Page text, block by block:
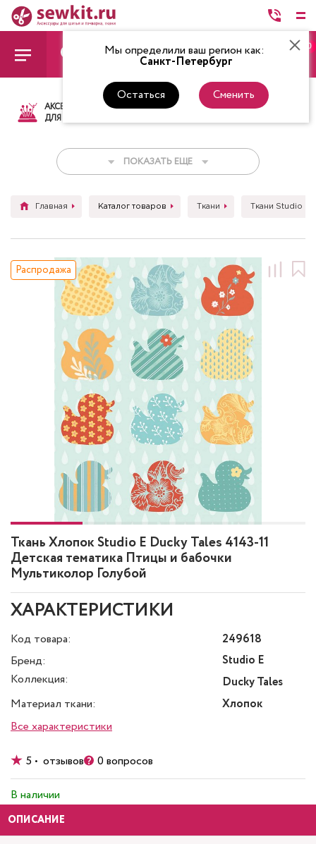
Мы определили ваш регион как:
Санкт-Петербург
Остаться Сменить
0
АКСЕССУАРЫ
ДЛЯ ШИТЬЯ
ТКАНИ НИТКИ
ПОКАЗАТЬ ЕЩЕ
Главная Каталог товаров Ткани Ткани Studio E
Ткань Хлопок Studio E Ducky Tales 4143-11
Детская тематика Птицы и бабочки
Мультиколор Голубой
Распродажа
ХАРАКТЕРИСТИКИ
Код товара:
249618
Бренд:
Studio E
Коллекция:
Ducky Tales
Материал ткани:
Хлопок
Все характеристики
5 • отзывов 0 вопросов
В наличии
ОПИСАНИЕ